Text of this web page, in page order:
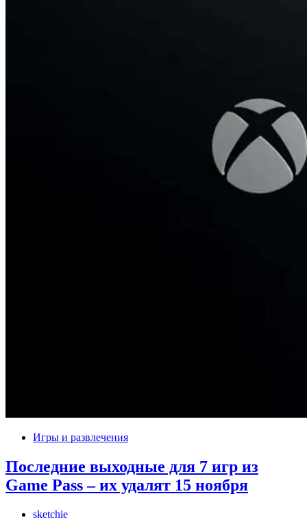
Игры и развлечения
Последние выходные для 7 игр из
Game Pass – их удалят 15 ноября
sketchie